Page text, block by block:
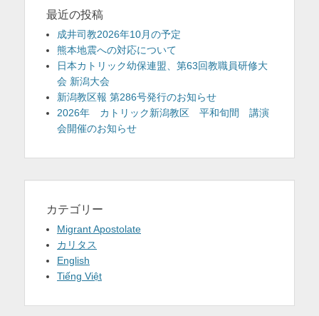
最近の投稿
成井司教2026年10月の予定
熊本地震への対応について
日本カトリック幼保連盟、第63回教職員研修大
会 新潟大会
新潟教区報 第286号発行のお知らせ
2026年 カトリック新潟教区 平和旬間 講演
会開催のお知らせ
カテゴリー
Migrant Apostolate
カリタス
English
Tiếng Việt